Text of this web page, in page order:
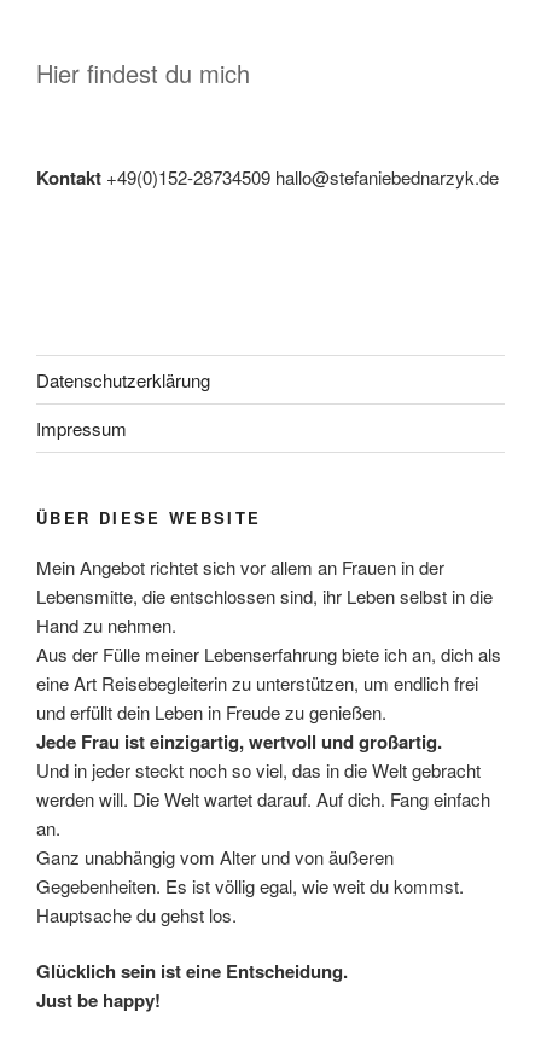
Hier findest du mich
Kontakt +49(0)152-28734509 hallo@stefaniebednarzyk.de
Datenschutzerklärung
Impressum
ÜBER DIESE WEBSITE
Mein Angebot richtet sich vor allem an Frauen in der
Lebensmitte, die entschlossen sind, ihr Leben selbst in die
Hand zu nehmen.
Aus der Fülle meiner Lebenserfahrung biete ich an, dich als
eine Art Reisebegleiterin zu unterstützen, um endlich frei
und erfüllt dein Leben in Freude zu genießen.
Jede Frau ist einzigartig, wertvoll und großartig.
Und in jeder steckt noch so viel, das in die Welt gebracht
werden will. Die Welt wartet darauf. Auf dich. Fang einfach
an.
Ganz unabhängig vom Alter und von äußeren
Gegebenheiten. Es ist völlig egal, wie weit du kommst.
Hauptsache du gehst los.
Glücklich sein ist eine Entscheidung.
Just be happy!